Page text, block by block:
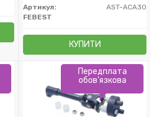
Артикул:
AST-ACA30
FEBEST
КУПИТИ
Передплата
обов'язкова